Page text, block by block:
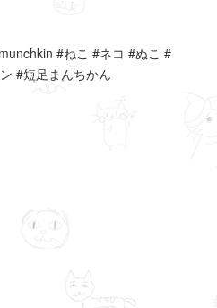
#ねこ #ネコ #ぬこ #
#短足まんちかん